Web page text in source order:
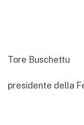
Tore Buschettu
presidente della